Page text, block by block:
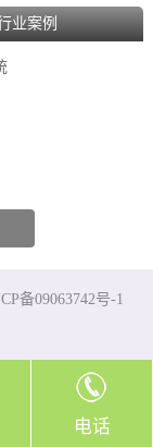
业案例
备09063742号-1
电话